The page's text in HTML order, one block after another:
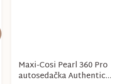
Maxi-Cosi Pearl 360 Pro
autosedačka Authentic